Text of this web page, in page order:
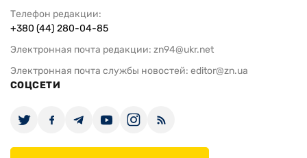
Телефон редакции:
+380 (44) 280-04-85
Электронная почта редакции: zn94@ukr.net
Электронная почта службы новостей: editor@zn.ua
СОЦСЕТИ